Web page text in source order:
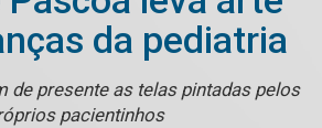
da pediatria
de presente as telas pintadas pelos
pacientinhos